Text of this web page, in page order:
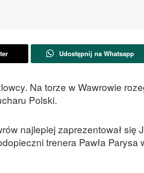
Udostępnij na Whatsapp
Na torze w Wawrowie
Polski.
najlepiej zaprezentował się
trenera Pawła